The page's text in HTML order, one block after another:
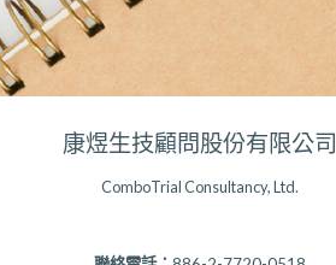
康煜生技顧問股份有限公司
ComboTrial Consultancy, Ltd.